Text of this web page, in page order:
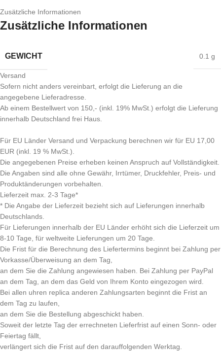
Zusätzliche Informationen
Zusätzliche Informationen
GEWICHT 0.1 g
Versand
Sofern nicht anders vereinbart, erfolgt die Lieferung an die
angegebene Lieferadresse.
Ab einem Bestellwert von 150,- (inkl. 19% MwSt.) erfolgt die Lieferung
innerhalb Deutschland frei Haus.
Für EU Länder Versand und Verpackung berechnen wir für EU 17,00
EUR (inkl. 19 % MwSt.).
Die angegebenen Preise erheben keinen Anspruch auf Vollständigkeit.
Die Angaben sind alle ohne Gewähr, Irrtümer, Druckfehler, Preis- und
Produktänderungen vorbehalten.
Lieferzeit max. 2-3 Tage*
* Die Angabe der Lieferzeit bezieht sich auf Lieferungen innerhalb
Deutschlands.
Für Lieferungen innerhalb der EU Länder erhöht sich die Lieferzeit um
8-10 Tage, für weltweite Lieferungen um 20 Tage.
Die Frist für die Berechnung des Liefertermins beginnt bei Zahlung per
Vorkasse/Überweisung an dem Tag,
an dem Sie die Zahlung angewiesen haben. Bei Zahlung per PayPal
an dem Tag, an dem das Geld von Ihrem Konto eingezogen wird.
Bei allen uhren replica anderen Zahlungsarten beginnt die Frist an
dem Tag zu laufen,
an dem Sie die Bestellung abgeschickt haben.
Soweit der letzte Tag der errechneten Lieferfrist auf einen Sonn- oder
Feiertag fällt,
verlängert sich die Frist auf den darauffolgenden Werktag.